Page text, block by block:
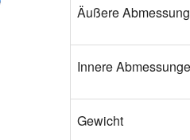
Äußere
Innere
Gewicht